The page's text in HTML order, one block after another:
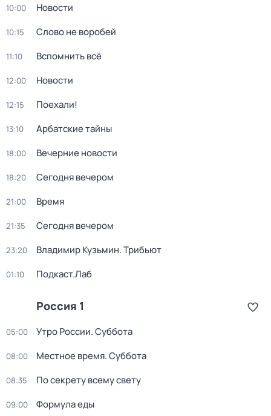
10:00 Новости
10:15 Слово не воробей
11:10 Вспомнить всё
12:00 Новости
12:15 Поехали!
13:10 Арбатские тайны
18:00 Вечерние новости
18:20 Сегодня вечером
21:00 Время
21:35 Сегодня вечером
23:20 Владимир Кузьмин. Трибьют
01:10 Подкаст.Лаб
Россия 1
05:00 Утро России. Суббота
08:00 Местное время. Суббота
08:35 По секрету всему свету
09:00 Формула еды